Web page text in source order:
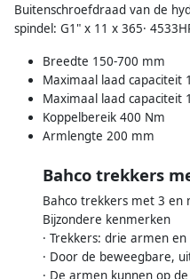
Buitenschroefdraad van de
spindel: G1" x 11 x 365·
Breedte 150-700 mm
Maximaal laad capaciteit
Maximaal laad capaciteit
Koppelbereik 400 Nm
Armlengte 200 mm
Bahco trekkers
Bahco trekkers met 3
Bijzondere kenmerken
· Trekkers: drie armen
· Door de beweegbare,
· De armen kunnen op